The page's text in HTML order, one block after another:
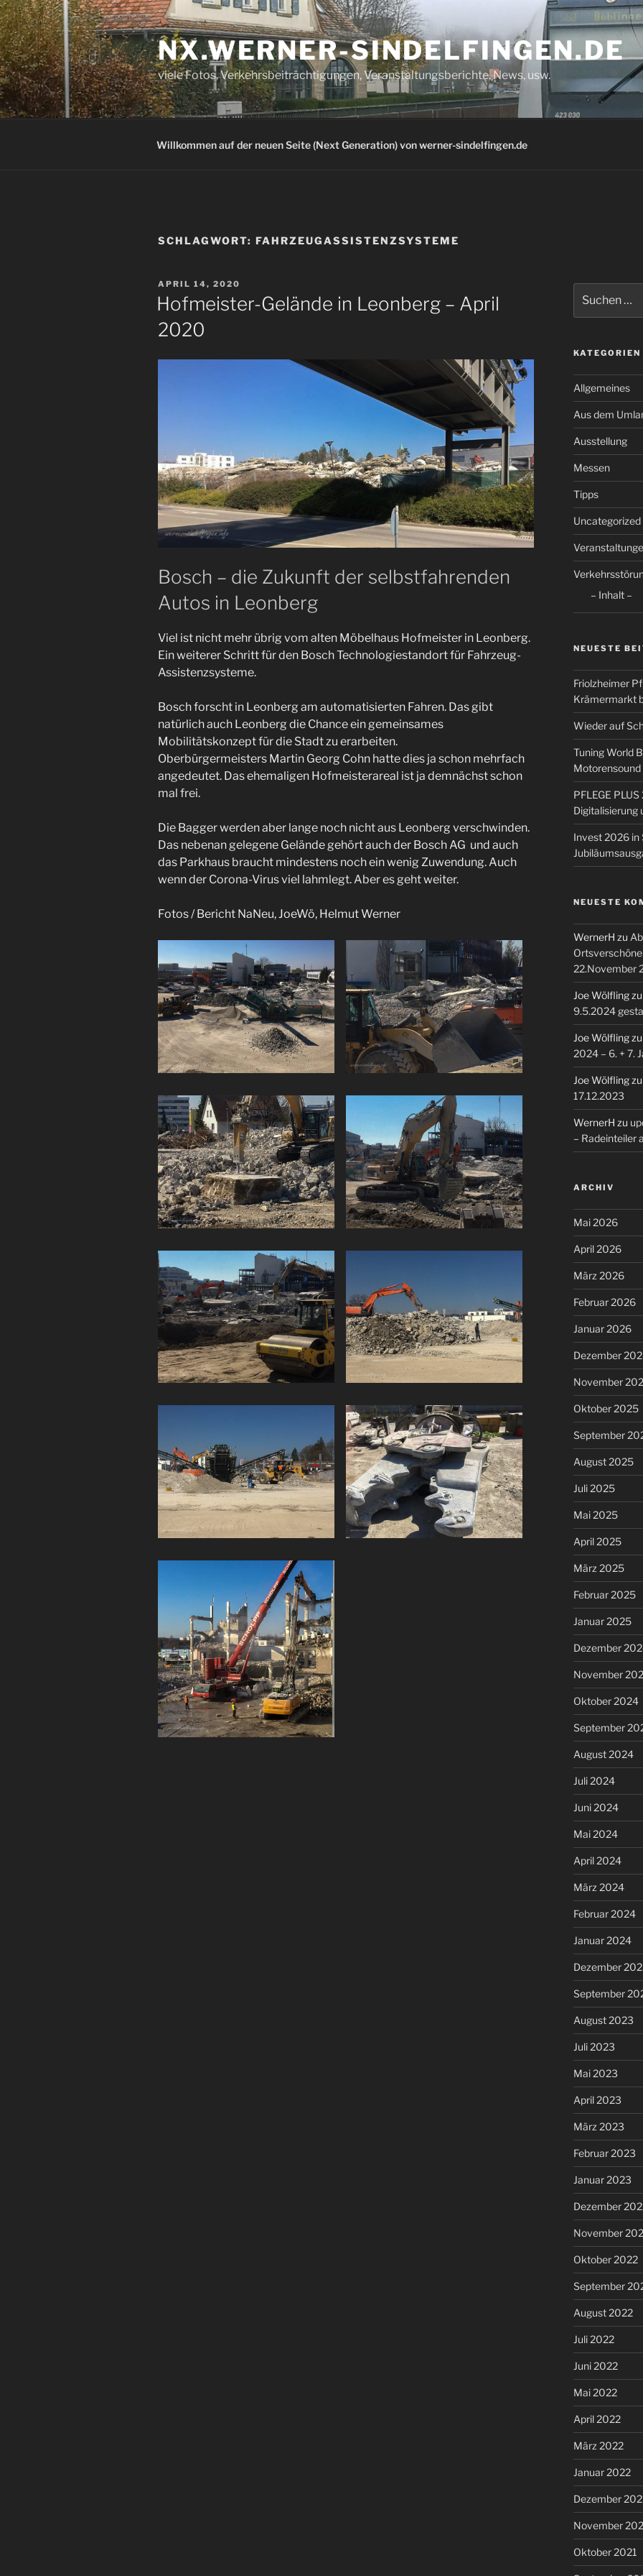
Zum
Inhalt
springen
NX.WERNER-SINDELFINGEN.DE
viele Fotos, Verkehrsbeiträchtigungen, Veranstaltungsberichte, News, usw.
Willkommen auf der neuen Seite (Next Generation) von werner-sindelfingen.de
SCHLAGWORT: FAHRZEUGASSISTENZSYSTEME
VERÖFFENTLICHT
AM
APRIL 14, 2020
Hofmeister-Gelände in Leonberg – April
2020
Bosch – die Zukunft der selbstfahrenden
Autos in Leonberg
Viel ist nicht mehr übrig vom alten Möbelhaus Hofmeister in Leonberg.
Ein weiterer Schritt für den Bosch Technologiestandort für Fahrzeug-
Assistenzsysteme.
Bosch forscht in Leonberg am automatisierten Fahren. Das gibt
natürlich auch Leonberg die Chance ein gemeinsames
Mobilitätskonzept für die Stadt zu erarbeiten.
Oberbürgermeisters Martin Georg Cohn hatte dies ja schon mehrfach
angedeutet. Das ehemaligen Hofmeisterareal ist ja demnächst schon
mal frei.
Die Bagger werden aber lange noch nicht aus Leonberg verschwinden.
Das nebenan gelegene Gelände gehört auch der Bosch AG und auch
das Parkhaus braucht mindestens noch ein wenig Zuwendung. Auch
wenn der Corona-Virus viel lahmlegt. Aber es geht weiter.
Fotos / Bericht NaNeu, JoeWö, Helmut Werner
nach:
KATEGORIEN
Allgemeines
Aus dem
Ausstellung
Messen
Tipps
Uncategorized
– Inhalt –
NEUESTE
Friolzheimer
Krämermarkt
Wieder auf
Tuning World
PFLEGE
Digitalisierung
Invest 2026 in
NEUESTE
WernerH zu
22.November
Joe Wölflingzu
9.5.2024
Joe Wölflingzu
2024 – 6. + 7.
Joe Wölflingzu
17.12.2023
WernerH zu
– Radeinteiler
ARCHIV
Mai 2026
April 2026
März 2026
Februar 2026
Januar 2026
Dezember
November
Oktober 2025
September
August 2025
Juli 2025
Mai 2025
April 2025
März 2025
Februar 2025
Januar 2025
Dezember
November
Oktober 2024
September
August 2024
Juli 2024
Juni 2024
Mai 2024
April 2024
März 2024
Februar 2024
Januar 2024
Dezember
September
August 2023
Juli 2023
Mai 2023
April 2023
März 2023
Februar 2023
Januar 2023
Dezember
November
Oktober 2022
September
August 2022
Juli 2022
Juni 2022
Mai 2022
April 2022
März 2022
Januar 2022
Dezember
November
Oktober 2021